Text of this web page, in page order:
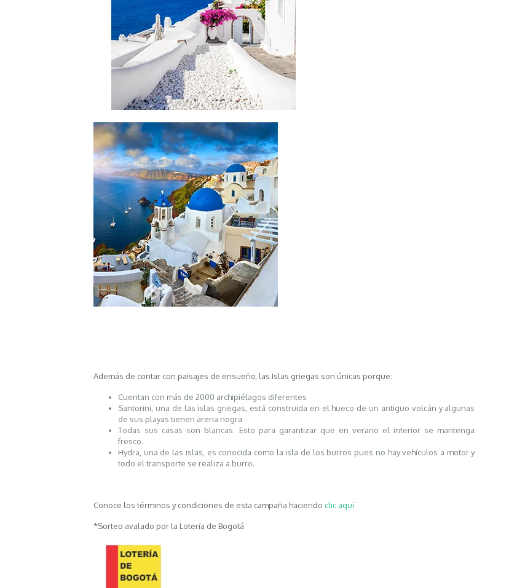
Además de contar con paisajes de ensueño, las Islas griegas son únicas porque:
Cuentan con más de 2000 archipiélagos diferentes
Santorini, una de las islas griegas, está construida en el hueco de un antiguo volcán y algunas
de sus playas tienen arena negra
Todas sus casas son blancas. Esto para garantizar que en verano el interior se mantenga
fresco.
Hydra, una de las islas, es conocida como la isla de los burros pues no hay vehículos a motor y
todo el transporte se realiza a burro.
Conoce los términos y condiciones de esta campaña haciendo clic aquí
*Sorteo avalado por la Lotería de Bogotá